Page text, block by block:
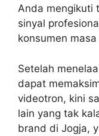
Anda mengikuti
sinyal
konsumen masa
Setelah
dapat
videotron, kini
lain yang tak
brand di Jogja,